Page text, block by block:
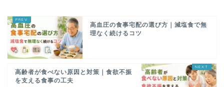
高血圧の食事宅配の選び方｜減塩食で無
理なく続けるコツ
高齢者が食べない原因と対策｜食欲不振
を支える食事の工夫